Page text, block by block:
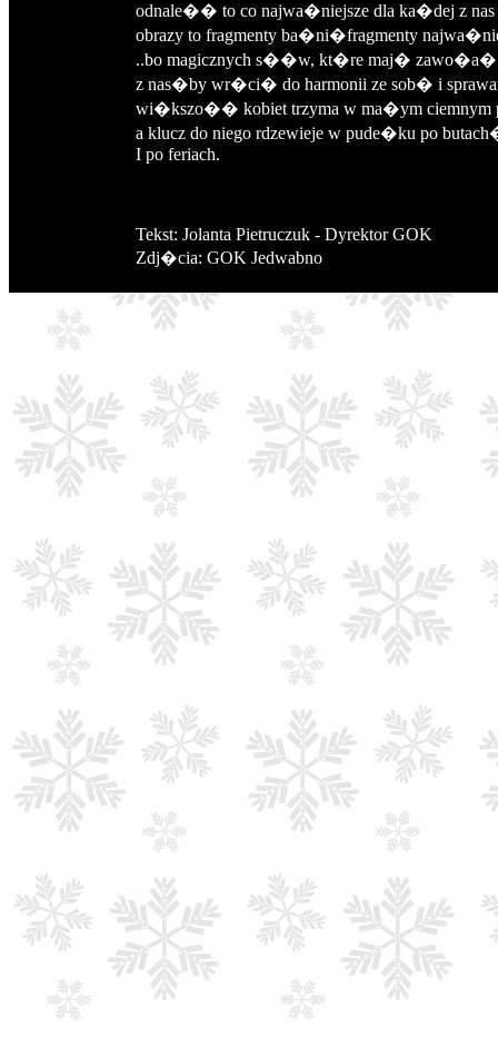
odnale�� to co najwa�niejsze dla ka�dej z
obrazy to fragmenty ba�ni�fragmenty
..bo magicznych s��w, kt�re maj�
z nas�by wr�ci� do harmonii ze sob� i
wi�kszo�� kobiet trzyma w ma�ym ciemnym
a klucz do niego rdzewieje w pude�ku po
I po feriach.
Tekst: Jolanta Pietruczuk - Dyrektor GOK
Zdj�cia: GOK Jedwabno